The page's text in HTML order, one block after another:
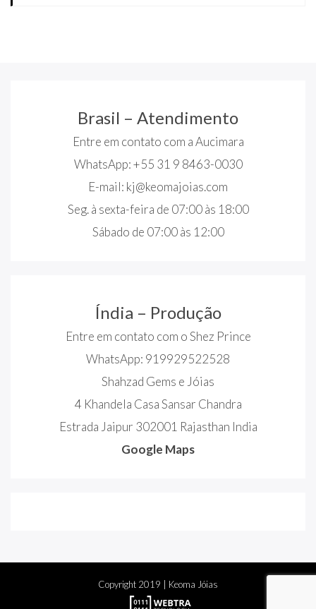
Brasil – Atendimento
Entre em contato com a Aucimara
WhatsApp: +55 31 9 8463-0030
E-mail: kj@keomajoias.com
Seg. à sexta-feira de 07:00 às 18:00
Sábado de 07:00 às 12:00
Índia – Produção
Entre em contato com o Shez Prince
WhatsApp: 919929522528
Shahzad Gems e Jóias
4 Khandela Casa Sansar Chandra
Estrada Jaipur 302001 Rajasthan India
Google Maps
Copyright 2019 | Keoma Jóias